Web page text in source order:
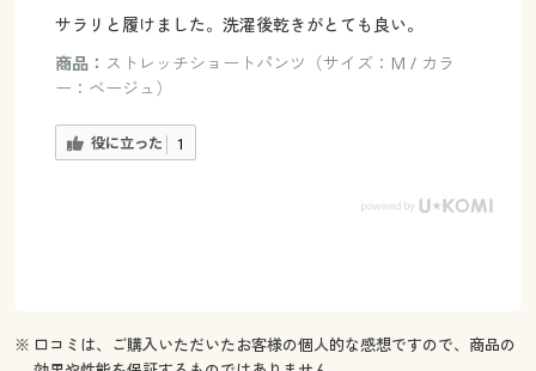
サラリと履けました。洗濯後乾きがとても良い。
商品： ストレッチショートパンツ（サイズ：M / カラ
ー：ベージュ）
役に立った 1
※ 口コミは、ご購入いただいたお客様の個人的な感想ですので、商品の